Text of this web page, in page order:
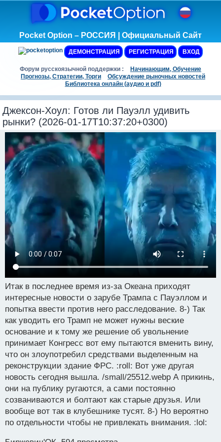
Pocket Option – РОССИЯ | Официальный Сайт
ДЕМОНСТРАЦИЯ РЕГИСТРАЦИЯ ВХОД
Форум русскоязычной поддержки :
Начинающим, Обучение
Прогнозы, Стратегии, Торги
Обсуждение рыночных новостей
Библиотека онлайн (аудио и pdf)
Джексон-Хоул: Готов ли Пауэлл удивить
рынки? (2026-01-17T10:37:20+0300)
Итак в последнее время из-за Океана приходят
интересные новости о зарубе Трампа с Пауэллом и
попытка ввести против него расследование. 8-) Так
как уводить его Трамп не может нужны веские
основание и к тому же решение об увольнение
принимает Конгресс вот ему пытаются вменить вину,
что он злоупотребил средствами выделенным на
реконструкции здание ФРС. :roll: Вот уже другая
новость сегодня вышла. /small/25512.webp А прикинь,
они на публику ругаются, а сами постоянно
созваниваются и болтают как старые друзья. Или
вообще вот так в клубешнике тусят. 8-) Но вероятно
по отдельности чтобы не привлекать внимания. :lol: